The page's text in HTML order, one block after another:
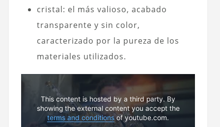
cristal: el más valioso, acabado
transparente y sin color,
caracterizado por la pureza de los
materiales utilizados.
This content is hosted by a third party. By
showing the external content you accept the
terms and conditionsof youtube.com.